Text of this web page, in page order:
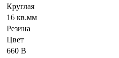
Круглая
16 кв.мм
Резина
Цвет
660 В